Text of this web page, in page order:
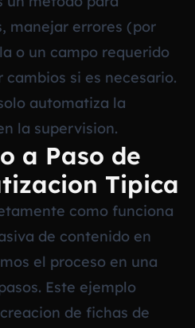
manejar errores (por
o un campo requerido
si es necesario.
automatiza la
la supervision.
a Paso de
Tipica
como funciona
de contenido en
el proceso en una
Este ejemplo
de fichas de